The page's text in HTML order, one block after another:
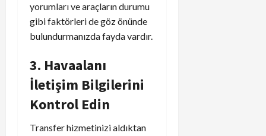
yorumları ve araçların durumu
gibi faktörleri de göz önünde
bulundurmanızda fayda vardır.
3. Havaalanı
İletişim Bilgilerini
Kontrol Edin
Transfer hizmetinizi aldıktan